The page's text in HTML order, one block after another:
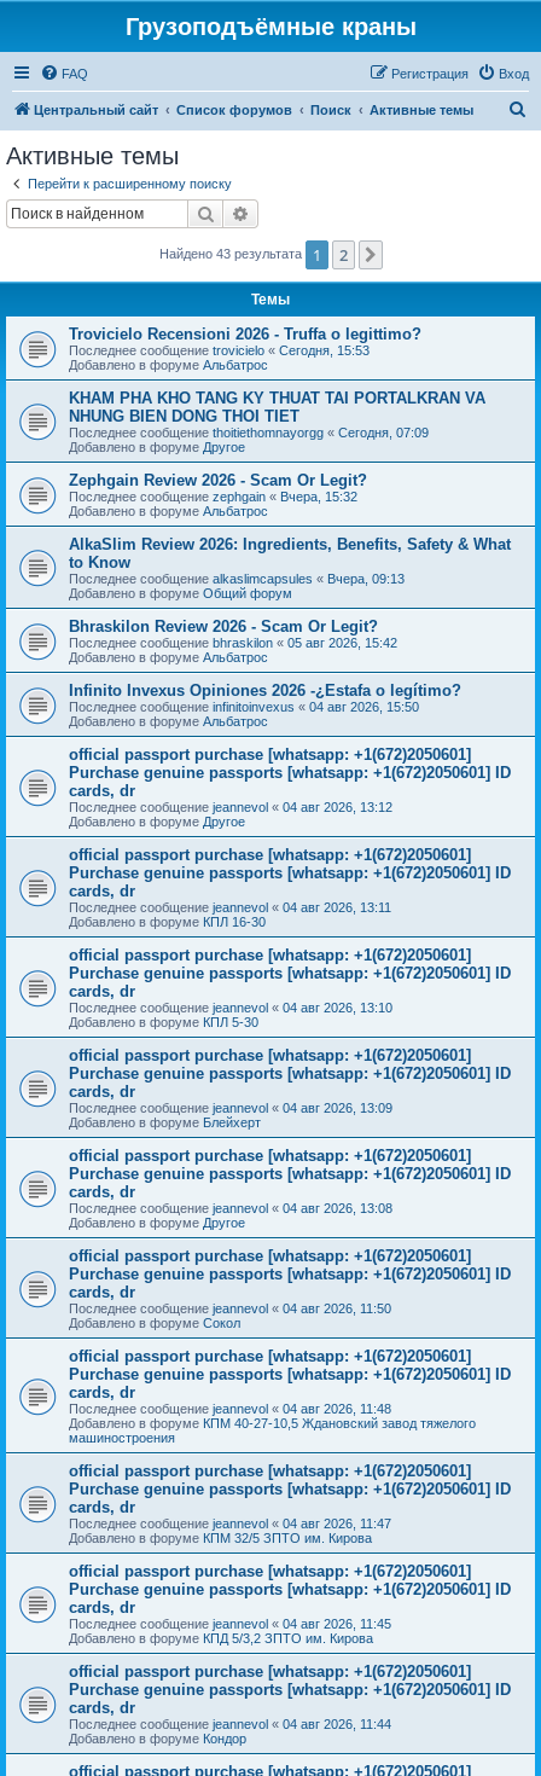
Грузоподъёмные краны
FAQ Вход
Регистрация
Центральный сайт Список форумов Поиск Активные темы
Активные темы
Перейти к расширенному поиску
Поиск
Найдено 43 результата 1 2
Темы
Trovicielo Recensioni 2026 - Truffa o legittimo?
Последнее сообщение trovicielo « Сегодня, 15:53
Добавлено в форуме Альбатрос
KHAM PHA KHO TANG KY THUAT TAI PORTALKRAN VA
NHUNG BIEN DONG THOI TIET
Последнее сообщение thoitiethomnayorgg « Сегодня, 07:09
Добавлено в форуме Другое
Zephgain Review 2026 - Scam Or Legit?
Последнее сообщение zephgain « Вчера, 15:32
Добавлено в форуме Альбатрос
AlkaSlim Review 2026: Ingredients, Benefits, Safety & What
to Know
Последнее сообщение alkaslimcapsules « Вчера, 09:13
Добавлено в форуме Общий форум
Bhraskilon Review 2026 - Scam Or Legit?
Последнее сообщение bhraskilon « 05 авг 2026, 15:42
Добавлено в форуме Альбатрос
Infinito Invexus Opiniones 2026 -¿Estafa o legítimo?
Последнее сообщение infinitoinvexus « 04 авг 2026, 15:50
Добавлено в форуме Альбатрос
official passport purchase [whatsapp: +1(672)2050601]
Purchase genuine passports [whatsapp: +1(672)2050601] ID
cards, dr
Последнее сообщение jeannevol « 04 авг 2026, 13:12
Добавлено в форуме Другое
official passport purchase [whatsapp: +1(672)2050601]
Purchase genuine passports [whatsapp: +1(672)2050601] ID
cards, dr
Последнее сообщение jeannevol « 04 авг 2026, 13:11
Добавлено в форуме КПЛ 16-30
official passport purchase [whatsapp: +1(672)2050601]
Purchase genuine passports [whatsapp: +1(672)2050601] ID
cards, dr
Последнее сообщение jeannevol « 04 авг 2026, 13:10
Добавлено в форуме КПЛ 5-30
official passport purchase [whatsapp: +1(672)2050601]
Purchase genuine passports [whatsapp: +1(672)2050601] ID
cards, dr
Последнее сообщение jeannevol « 04 авг 2026, 13:09
Добавлено в форуме Блейхерт
official passport purchase [whatsapp: +1(672)2050601]
Purchase genuine passports [whatsapp: +1(672)2050601] ID
cards, dr
Последнее сообщение jeannevol « 04 авг 2026, 13:08
Добавлено в форуме Другое
official passport purchase [whatsapp: +1(672)2050601]
Purchase genuine passports [whatsapp: +1(672)2050601] ID
cards, dr
Последнее сообщение jeannevol « 04 авг 2026, 11:50
Добавлено в форуме Сокол
official passport purchase [whatsapp: +1(672)2050601]
Purchase genuine passports [whatsapp: +1(672)2050601] ID
cards, dr
Последнее сообщение jeannevol « 04 авг 2026, 11:48
Добавлено в форуме КПМ 40-27-10,5 Ждановский завод тяжелого
машиностроения
official passport purchase [whatsapp: +1(672)2050601]
Purchase genuine passports [whatsapp: +1(672)2050601] ID
cards, dr
Последнее сообщение jeannevol « 04 авг 2026, 11:47
Добавлено в форуме КПМ 32/5 ЗПТО им. Кирова
official passport purchase [whatsapp: +1(672)2050601]
Purchase genuine passports [whatsapp: +1(672)2050601] ID
cards, dr
Последнее сообщение jeannevol « 04 авг 2026, 11:45
Добавлено в форуме КПД 5/3,2 ЗПТО им. Кирова
official passport purchase [whatsapp: +1(672)2050601]
Purchase genuine passports [whatsapp: +1(672)2050601] ID
cards, dr
Последнее сообщение jeannevol « 04 авг 2026, 11:44
Добавлено в форуме Кондор
official passport purchase [whatsapp: +1(672)2050601]